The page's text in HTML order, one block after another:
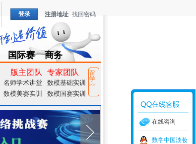
登录 注册地址 找回密码
国际赛
CAMCM
商务
Special
版主团队 专家团队
名师学术讲堂
数模基础实训
数模美赛实训
数模国赛实训
留
学
>>
在线咨询
数学中国淡妆